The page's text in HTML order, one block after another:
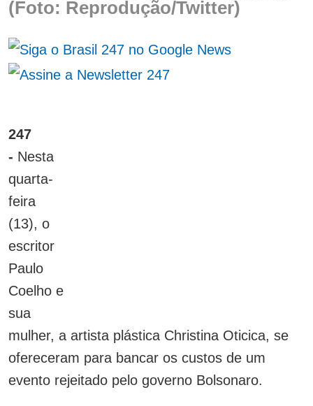
(Foto: Reprodução/Twitter)
247
- Nesta
quarta-
feira
(13), o
escritor
Paulo
Coelho e
sua
mulher, a artista plástica Christina Oticica, se
ofereceram para bancar os custos de um
evento rejeitado pelo governo Bolsonaro.